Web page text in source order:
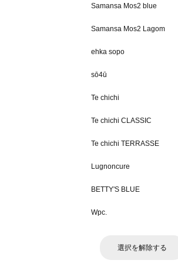
Samansa Mos2 blue
Samansa Mos2 Lagom
ehka sopo
sō4ū
Te chichi
Te chichi CLASSIC
Te chichi TERRASSE
Lugnoncure
BETTY'S BLUE
Wpc.
選択を解除する